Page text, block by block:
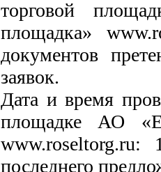
торговой
площадка»
документов
заявок.
Дата и время
площадке АО
последнего